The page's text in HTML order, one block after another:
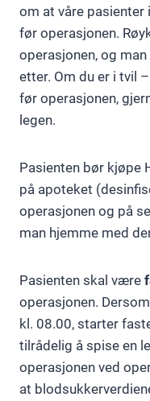
om at våre
før operasjonen.
operasjonen, og
etter. Om du er i tvil
før operasjonen,
legen.
Pasienten bør kjøpe
på apoteket
operasjonen og på
man hjemme med
Pasienten skal være
operasjonen.
kl. 08.00, starter
tilrådelig å spise en
operasjonen ved
at